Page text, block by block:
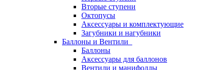
Вторые ступени
Октопусы
Аксессуары и комплектующие
Загубники и нагубники
Баллоны и Вентили
Баллоны
Аксессуары для баллонов
Вентили и манифолды